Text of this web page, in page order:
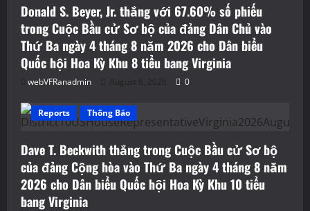
Donald S. Beyer, Jr. thắng với 67.60% số phiếu
trong Cuộc Bầu cử Sơ bộ của đảng Dân Chủ vào
Thứ Ba ngày 4 tháng 8 năm 2026 cho Dân biểu
Quốc hội Hoa Kỳ Khu 8 tiểu bang Virginia
webVFRanadmin August 6, 2026 0
Reports Thông Báo
Dave T. Beckwith thắng trong Cuộc Bầu cử Sơ bộ
của đảng Cộng hòa vào Thứ Ba ngày 4 tháng 8 năm
2026 cho Dân biểu Quốc hội Hoa Kỳ Khu 10 tiểu
bang Virginia